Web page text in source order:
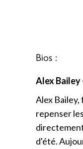
Bios :
Alex
Alex
repenser
d'été.